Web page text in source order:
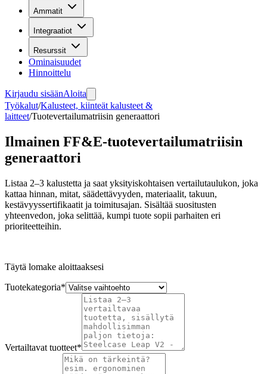
Ammatit
Integraatiot
Resurssit
Ominaisuudet
Hinnoittelu
Kirjaudu sisäänAloita
Työkalut/Kalusteet, kiinteät kalusteet &
laitteet/Tuotevertailumatriisin generaattori
Ilmainen FF&E-tuotevertailumatriisin
generaattori
Listaa 2–3 kalustetta ja saat yksityiskohtaisen vertailutaulukon, joka
kattaa hinnan, mitat, säädettävyyden, materiaalit, takuun,
kestävyyssertifikaatit ja toimitusajan. Sisältää suositusten
yhteenvedon, joka selittää, kumpi tuote sopii parhaiten eri
prioriteetteihin.
Täytä lomake aloittaaksesi
Tuotekategoria*
Vertailtavat tuotteet*